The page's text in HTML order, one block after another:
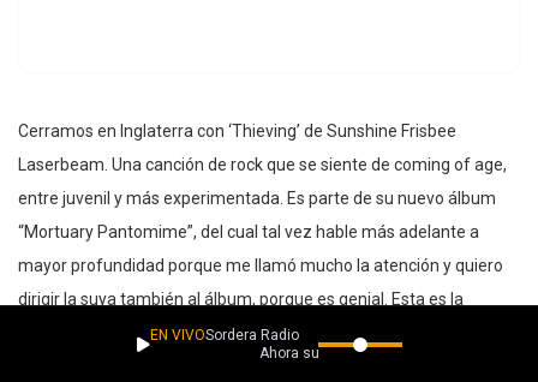
Cerramos en Inglaterra con ‘Thieving’ de Sunshine Frisbee
Laserbeam. Una canción de rock que se siente de coming of age,
entre juvenil y más experimentada. Es parte de su nuevo álbum
“Mortuary Pantomime”, del cual tal vez hable más adelante a
mayor profundidad porque me llamó mucho la atención y quiero
dirigir la suya también al álbum, porque es genial. Esta es la
tercera canción que forma parte del proyecto y no es que crea que
EN VIVOSordera Radio
Ahora suena